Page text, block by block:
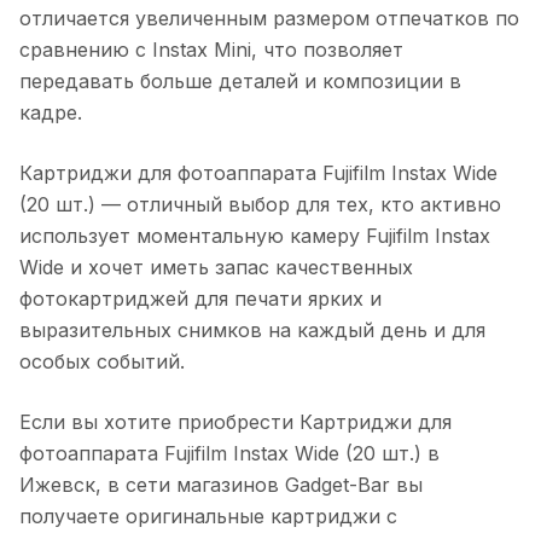
отличается увеличенным размером отпечатков по
сравнению с Instax Mini, что позволяет
передавать больше деталей и композиции в
кадре.
Картриджи для фотоаппарата Fujifilm Instax Wide
(20 шт.) — отличный выбор для тех, кто активно
использует моментальную камеру Fujifilm Instax
Wide и хочет иметь запас качественных
фотокартриджей для печати ярких и
выразительных снимков на каждый день и для
особых событий.
Если вы хотите приобрести Картриджи для
фотоаппарата Fujifilm Instax Wide (20 шт.) в
Ижевск, в сети магазинов Gadget-Bar вы
получаете оригинальные картриджи с